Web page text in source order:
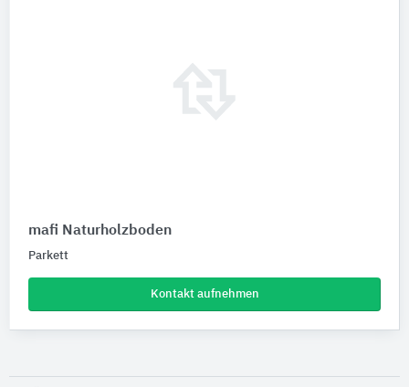
mafi Naturholzboden
Parkett
Kontakt aufnehmen